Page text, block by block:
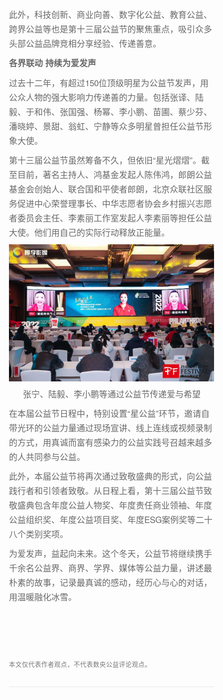
此外，科技创新、商业向善、数字化公益、教育公益、
跨界公益等也是第十三届公益节的聚焦重点，吸引众多
头部公益品牌竞相分享经验、传递善意。
各界联动 持续为爱发声
过去十二年，有超过150位顶级明星为公益节发声，用
公众人物的强大影响力传递善的力量。包括张译、陆
毅、于和伟、张国强、杨幂、李小鹏、苗圃、蔡少芬、
潘晓婷、景甜、翁虹、宁静等众多明星曾担任公益节形
象大使。
第十三届公益节虽然筹备不久，但依旧“星光熠熠”。截
至目前，著名主持人、鸿基金发起人陈伟鸿，郎朗公益
基金会创始人、联合国和平使者郎朗，北京众联社区服
务促进中心荣誉理事长、中华志愿者协会乡村振兴志愿
者委员会主任、李素丽工作室发起人李素丽等担任公益
大使。他们用自己的实际行动释放正能量。
张宁、陆毅、李小鹏等通过公益节传递爱与希望
在本届公益节日程中，特别设置“星公益”环节，邀请自
带光环的公益力量通过现场宣讲、线上连线或视频录制
的方式，用真诚而富有感染力的公益实践号召越来越多
的人共同参与公益。
此外，本届公益节将再次通过致敬盛典的形式，向公益
践行者和引领者致敬。从日程上看，第十三届公益节致
敬盛典包含年度公益人物奖、年度责任商业领袖、年度
公益组织奖、年度公益项目奖、年度ESG案例奖等二十
八个类别奖项。
为爱发声，益起向未来。这个冬天，公益节将继续携手
千余名公益界、商界、学界、媒体等公益力量，讲述最
朴素的故事，记录最真诚的感动，经历心与心的对话，
用温暖融化冰雪。
本文仅代表作者观点，不代表数央公益评论观点。